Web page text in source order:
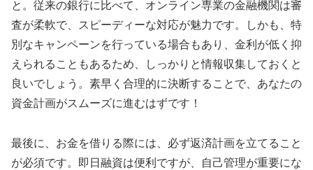
と。従来の銀行に比べて、オンライン専業の金融機関は審
査が柔軟で、スピーディーな対応が魅力です。しかも、特
別なキャンペーンを行っている場合もあり、金利が低く抑
えられることもあるため、しっかりと情報収集しておくと
良いでしょう。素早く合理的に決断することで、あなたの
資金計画がスムーズに進むはずです！
最後に、お金を借りる際には、必ず返済計画を立てること
が必須です。即日融資は便利ですが、自己管理が重要にな